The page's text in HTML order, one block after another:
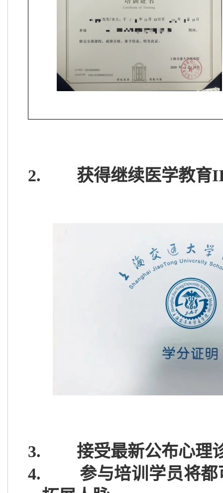
2. 获得继续医学教育
3.
接受最新公布心理
4.
参与培训学员将